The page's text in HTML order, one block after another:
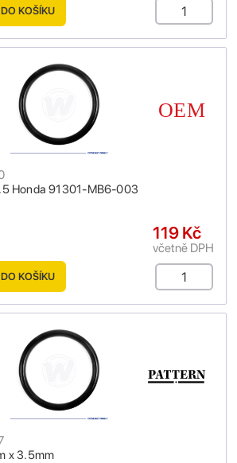
KOŠÍKU
Honda 91301-MB6-003
119 Kč
včetně DPH
KOŠÍKU
x 3.5mm